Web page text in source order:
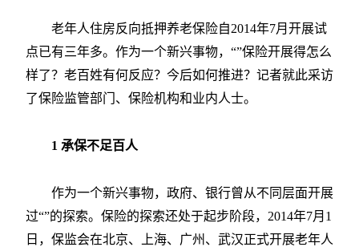
老年人住房反向抵押养老保险自2014年7月开展试
点已有三年多。作为一个新兴事物，“”保险开展得怎么
样了？老百姓有何反应？今后如何推进？记者就此采访
了保险监管部门、保险机构和业内人士。
1 承保不足百人
作为一个新兴事物，政府、银行曾从不同层面开展
过“”的探索。保险的探索还处于起步阶段，2014年7月1
日，保监会在北京、上海、广州、武汉正式开展老年人